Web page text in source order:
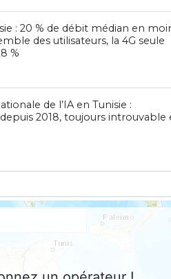
: 20 % de débit médian en
des utilisateurs, la 4G seule
%
de l’IA en Tunisie :
2018, toujours introuvable